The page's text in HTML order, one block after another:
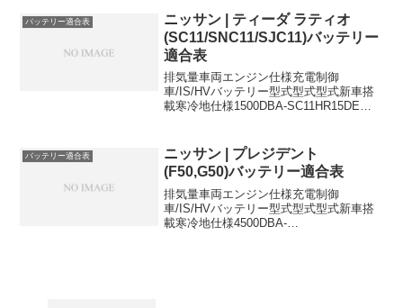
バッテリー適合表
ニッサン | ティーダ ラティオ
(SC11/SNC11/SJC11)バッテリー
適合表
排気量車両エンジン仕様充電制御
車/IS/HVバッテリー型式型式型式新車搭
載寒冷地仕様1500DBA-SC11HR15DE充
46B24L55B24L1...
バッテリー適合表
ニッサン | プレジデント
(F50,G50)バッテリー適合表
排気量車両エンジン仕様充電制御
車/IS/HVバッテリー型式型式型式新車搭
載寒冷地仕様4500DBA-